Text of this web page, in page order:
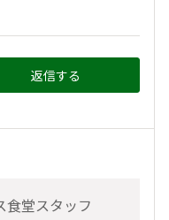
返信する
食堂スタッフ